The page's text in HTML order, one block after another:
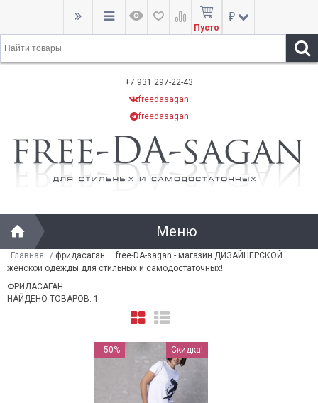
Пусто
₽
+7 931 297-22-43
freedasagan
freedasagan
Меню
Главная / фридасаган — free-DA-sagan - магазин ДИЗАЙНЕРСКОЙ
женской одежды для стильных и самодостаточных!
ФРИДАСАГАН
НАЙДЕНО ТОВАРОВ: 1
- 50% Скидка!